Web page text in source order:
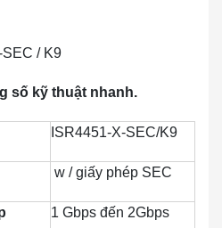
số kỹ thuật nhanh.
ISR4451-X-SEC/K9
w / giấy phép SEC
1 Gbps đến 2Gbps